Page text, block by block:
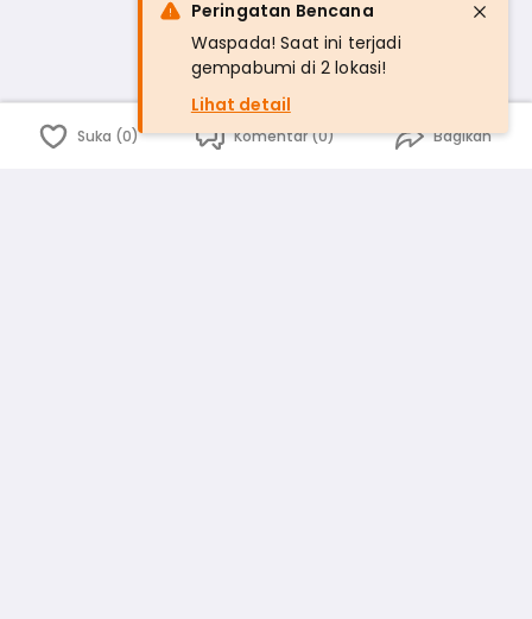
Suka (0) Komentar (0) Bagikan
Peringatan Bencana
Waspada! Saat ini terjadi
gempabumi di 2 lokasi!
Lihat detail